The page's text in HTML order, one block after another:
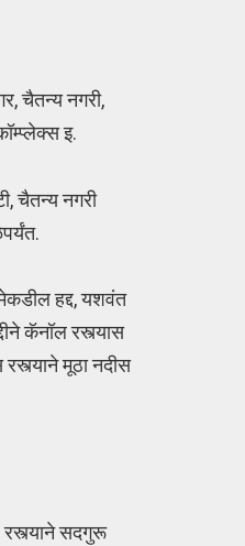
चैतन्य नगरी,
इ.
चैतन्य नगरी
हद्द, यशवंत
कॅनॉल रस्त्यास
मूठा नदीस
रस्त्याने सदगुरू